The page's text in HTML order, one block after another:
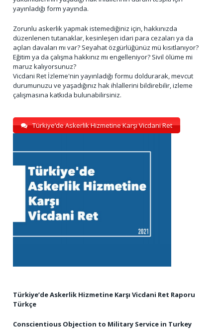
yayınladığı form yayında.
Zorunlu askerlik yapmak istemediğiniz için, hakkınızda
düzenlenen tutanaklar, kesinleşen idari para cezaları ya da
açılan davaları mı var? Seyahat özgürlüğünüz mü kısıtlanıyor?
Eğitim ya da çalışma hakkınız mı engelleniyor? Sivil ölüme mi
maruz kalıyorsunuz?
Vicdani Ret İzleme'nin yayınladığı formu doldurarak, mevcut
durumunuzu ve yaşadığınız hak ihlallerini bildirebilir, izleme
çalışmasına katkıda bulunabilirsiniz.
Türkiye’de Askerlik Hizmetine Karşı Vicdani Ret
Türkiye’de Askerlik Hizmetine Karşı Vicdani Ret Raporu
Türkçe
Conscientious Objection to Military Service in Turkey